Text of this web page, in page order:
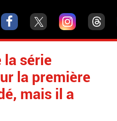
la série
la première
mais il a